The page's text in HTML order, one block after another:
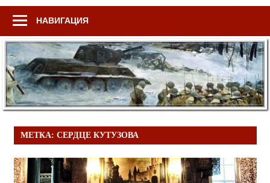
НАВИГАЦИЯ
МЕТКА: СЕРДЦЕ КУТУЗОВА